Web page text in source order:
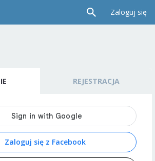
Zaloguj się
REJESTRACJA
Zaloguj się z Facebook